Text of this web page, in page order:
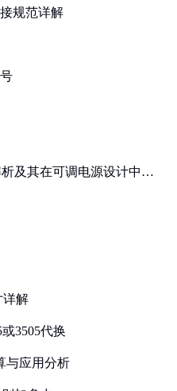
规范详解
及其在可调电源设计中的
详解
3505代换
与应用分析